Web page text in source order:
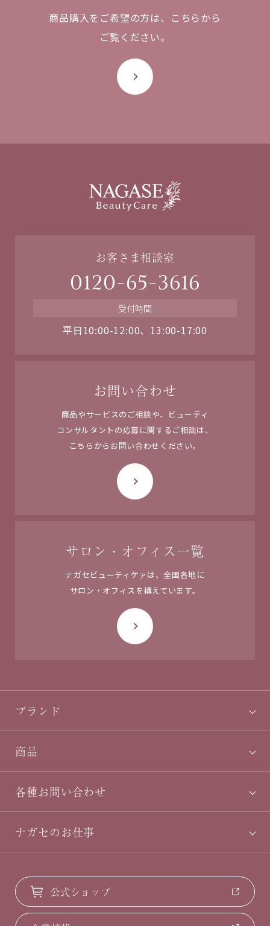
商品購入をご希望の方は、
こちらから
ご覧ください。
お客さま相談室
0120-65-3616
受付時間
平日10:00-12:00、13:00-17:00
お問い合わせ
商品やサービスのご相談や、ビューティ
コンサルタントの応募に関するご相談は、
こちらからお問い合わせください。
サロン・オフィス一覧
ナガセビューティケァは、 全国各地に
サロン・オフィスを構えています。
ブランド
商品
各種お問い合わせ
ナガセのお仕事
公式ショップ